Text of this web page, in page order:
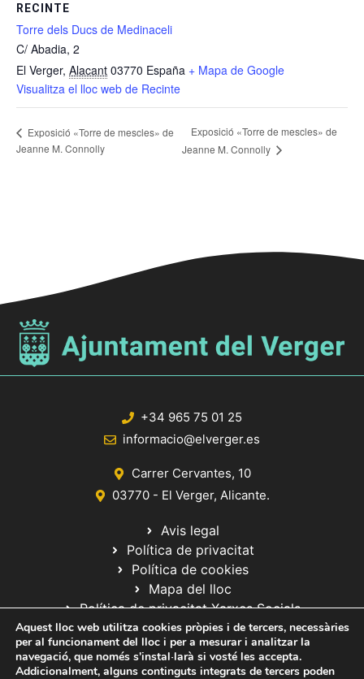
RECINTE
Torre dels Ducs de Medinaceli
C/ Abadia, 2
El Verger, Alacant 03770 España + Mapa de Google
Visualitza el lloc web de Recinte
Exposició «Torre de mescles» de
Jeanne M. Connolly
Exposició «Torre de mescles» de
Jeanne M. Connolly
+34 965 75 01 25
informacio@elverger.es
Carrer Cervantes, 10
03770 - El Verger, Alicante.
Avis legal
Política de privacitat
Política de cookies
Mapa del lloc
Política de privacitat Xarxes Socials
Aquest lloc web utilitza cookies pròpies i de tercers, necessàries
per al funcionament del lloc i per a mesurar i analitzar la
navegació, que només s'instal·larà si vosté les accepta.
Addicionalment, alguns continguts integrats de tercers poden